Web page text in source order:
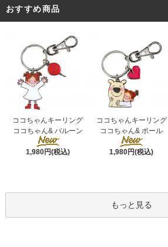
おすすめ商品
ココちゃんキーリング
ココちゃん& バルーン
1,980円(税込)
ココちゃんキーリング
ココちゃん& ポール
1,980円(税込)
もっと見る